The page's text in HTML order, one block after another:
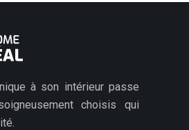
à son intérieur passe
choisis qui